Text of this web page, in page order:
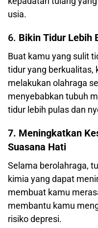
usia.
6. Bikin Tidur Lebih
Buat kamu yang sulit
tidur yang berkualitas,
melakukan olahraga
menyebabkan tubuh
tidur lebih pulas dan
7. Meningkatkan
Suasana Hati
Selama berolahraga,
kimia yang dapat
membuat kamu
membantu kamu
risiko depresi.